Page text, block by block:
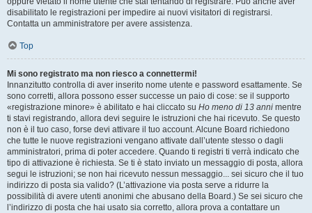
disabilitato le registrazioni per impedire ai nuovi visitatori di registrarsi.
Contatta un amministratore per avere assistenza.
Top
Mi sono registrato ma non riesco a connettermi!
Innanzitutto controlla di aver inserito nome utente e password esattamente. Se
sono corretti, allora possono esser successe un paio di cose: se il supporto
«registrazione minore» è abilitato e hai cliccato su Ho meno di 13 anni mentre
ti stavi registrando, allora devi seguire le istruzioni che hai ricevuto. Se questo
non è il tuo caso, forse devi attivare il tuo account. Alcune Board richiedono
che tutte le nuove registrazioni vengano attivate dall’utente stesso o dagli
amministratori, prima di poter accedere. Quando ti registri ti verrà indicato che
tipo di attivazione è richiesta. Se ti è stato inviato un messaggio di posta, allora
segui le istruzioni; se non hai ricevuto nessun messaggio... sei sicuro che il tuo
indirizzo di posta sia valido? (L’attivazione via posta serve a ridurre la
possibilità di avere utenti anonimi che abusano della Board.) Se sei sicuro che
l’indirizzo di posta che hai usato sia corretto, allora prova a contattare un